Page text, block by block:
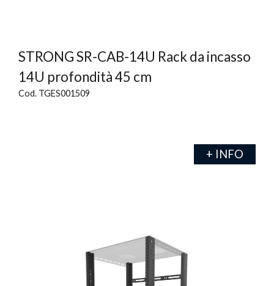
STRONG SR-CAB-14U Rack da incasso
14U profondità 45 cm
Cod. TGES001509
+ INFO